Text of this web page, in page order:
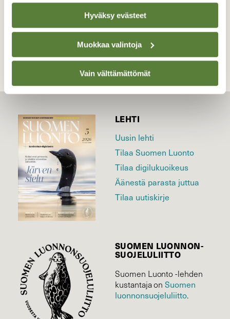
Hyväksy evästeet
Muokkaa valintoja
Vain välttämättömät
TAKAISIN LISTAAN
LEHTI
Uusin lehti
Tilaa Suomen Luonto
Tilaa digilukuoikeus
Äänestä parasta juttua
Tilaa uutiskirje
SUOMEN LUONNON­
SUOJELU­LIITTO
Suomen Luonto -lehden
kustantaja onSuomen
luonnonsuojelu­liitto.